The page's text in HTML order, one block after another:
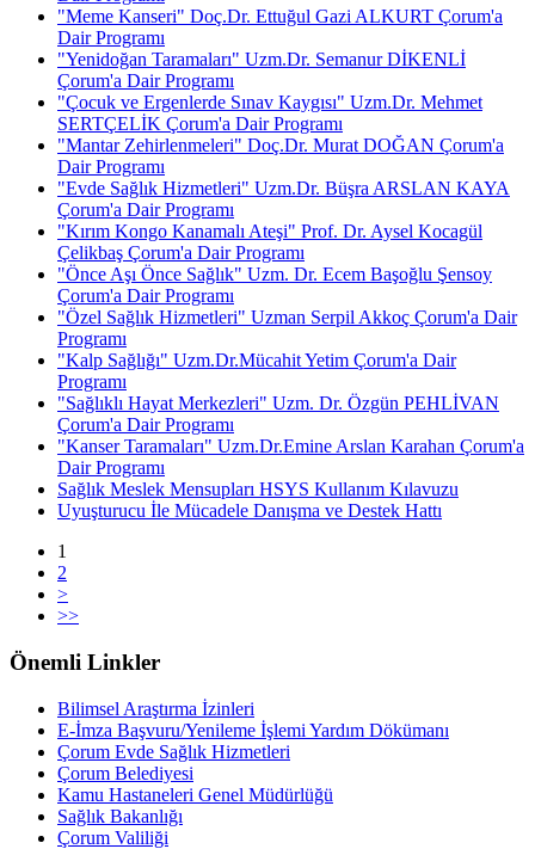
"Meme Kanseri" Doç.Dr. Ettuğul Gazi ALKURT Çorum'a
Dair Programı
"Yenidoğan Taramaları" Uzm.Dr. Semanur DİKENLİ
Çorum'a Dair Programı
"Çocuk ve Ergenlerde Sınav Kaygısı" Uzm.Dr. Mehmet
SERTÇELİK Çorum'a Dair Programı
"Mantar Zehirlenmeleri" Doç.Dr. Murat DOĞAN Çorum'a
Dair Programı
"Evde Sağlık Hizmetleri" Uzm.Dr. Büşra ARSLAN KAYA
Çorum'a Dair Programı
"Kırım Kongo Kanamalı Ateşi" Prof. Dr. Aysel Kocagül
Çelikbaş Çorum'a Dair Programı
"Önce Aşı Önce Sağlık" Uzm. Dr. Ecem Başoğlu Şensoy
Çorum'a Dair Programı
"Özel Sağlık Hizmetleri" Uzman Serpil Akkoç Çorum'a Dair
Programı
"Kalp Sağlığı" Uzm.Dr.Mücahit Yetim Çorum'a Dair
Programı
"Sağlıklı Hayat Merkezleri" Uzm. Dr. Özgün PEHLİVAN
Çorum'a Dair Programı
"Kanser Taramaları" Uzm.Dr.Emine Arslan Karahan Çorum'a
Dair Programı
Sağlık Meslek Mensupları HSYS Kullanım Kılavuzu
Uyuşturucu İle Mücadele Danışma ve Destek Hattı
1
2
>
>>
Önemli Linkler
Bilimsel Araştırma İzinleri
E-İmza Başvuru/Yenileme İşlemi Yardım Dökümanı
Çorum Evde Sağlık Hizmetleri
Çorum Belediyesi
Kamu Hastaneleri Genel Müdürlüğü
Sağlık Bakanlığı
Çorum Valiliği